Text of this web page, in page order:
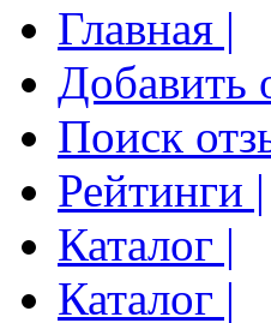
Главная |
Добавить
Поиск
Рейтинги |
Каталог |
Каталог |